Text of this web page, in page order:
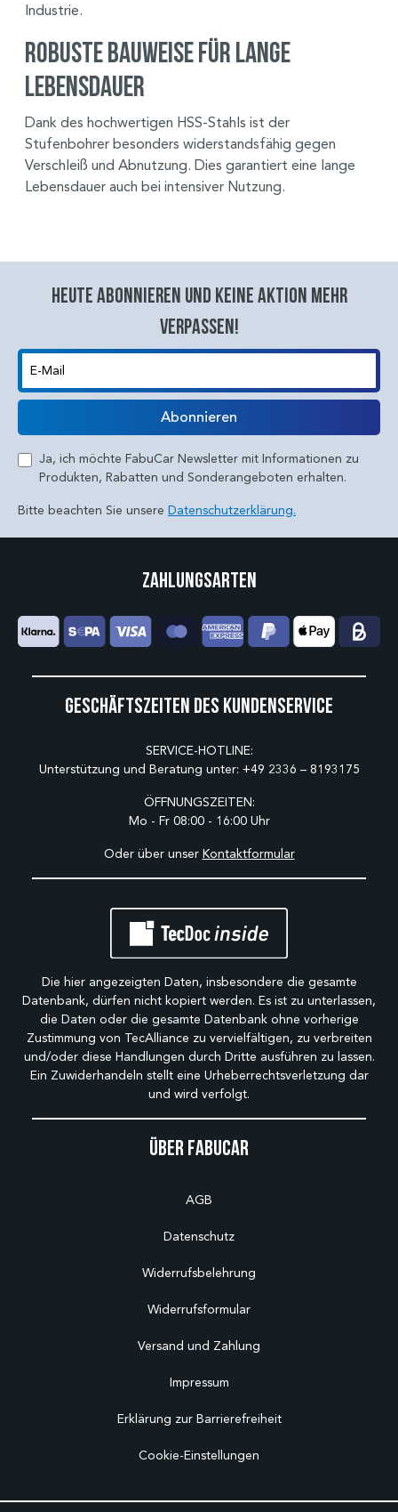
Industrie.
Robuste Bauweise für lange
Lebensdauer
Dank des hochwertigen HSS-Stahls ist der
Stufenbohrer besonders widerstandsfähig gegen
Verschleiß und Abnutzung. Dies garantiert eine lange
Lebensdauer auch bei intensiver Nutzung.
Heute abonnieren und keine aktion mehr
verpassen!
E-Mail
Abonnieren
Ja, ich möchte FabuCar Newsletter mit Informationen zu
Produkten, Rabatten und Sonderangeboten erhalten.
Bitte beachten Sie unsere Datenschutzerklärung.
Über Fabucar
AGB
Datenschutz
Widerrufsbelehrung
Widerrufsformular
Versand und Zahlung
Impressum
Erklärung zur Barrierefreiheit
Cookie-Einstellungen
Geschäftszeiten des Kundenservice
SERVICE-HOTLINE:
Unterstützung und Beratung unter: +49 2336 – 8193175
ÖFFNUNGSZEITEN:
Mo - Fr 08:00 - 16:00 Uhr
Oder über unser Kontaktformular
Zahlungsarten
Die hier angezeigten Daten, insbesondere die gesamte
Datenbank, dürfen nicht kopiert werden. Es ist zu unterlassen,
die Daten oder die gesamte Datenbank ohne vorherige
Zustimmung von TecAlliance zu vervielfältigen, zu verbreiten
und/oder diese Handlungen durch Dritte ausführen zu lassen.
Ein Zuwiderhandeln stellt eine Urheberrechtsverletzung dar
und wird verfolgt.